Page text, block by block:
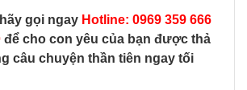
gọi ngay Hotline: 0969 359 666
để cho con yêu của bạn được thả
câu chuyện thần tiên ngay tối